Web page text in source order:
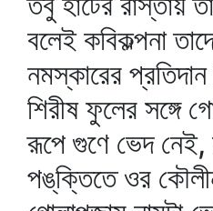
বলেই কবিকল্পনা
নমস্কারের প্রতিদান
শিরীষ ফুলের সঙ্গে
রূপে গুণে ভেদ নেই,
পঙ্‌ক্তিতে ওর